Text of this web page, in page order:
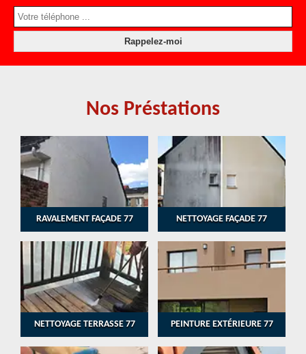
Nos Préstations
RAVALEMENT FAÇADE 77 NETTOYAGE FAÇADE 77
NETTOYAGE TERRASSE 77 PEINTURE EXTÉRIEURE 77